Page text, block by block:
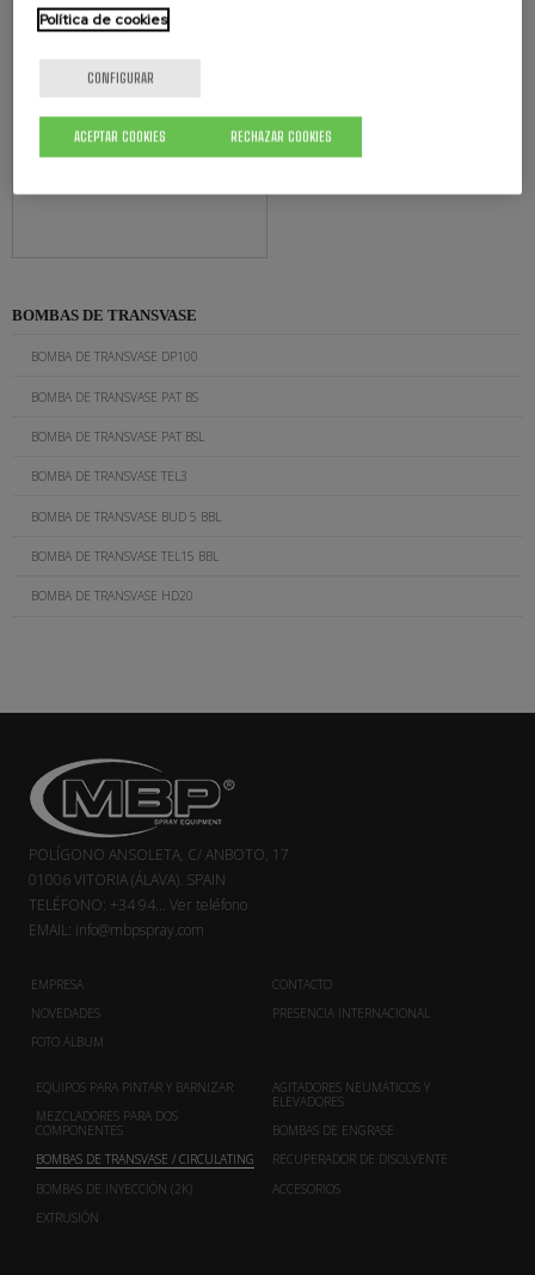
-
BOMBAS DE TRANSVASE
BOMBA DE TRANSVASE DP100
BOMBA DE TRANSVASE PAT BS
BOMBA DE TRANSVASE PAT BSL
BOMBA DE TRANSVASE TEL3
BOMBA DE TRANSVASE BUD 5 BBL
BOMBA DE TRANSVASE TEL15 BBL
BOMBA DE TRANSVASE HD20
POLÍGONO ANSOLETA, C/ ANBOTO, 17
01006 VITORIA (ÁLAVA). SPAIN
TELÉFONO: +34 94... Ver teléfono
EMAIL: info@mbpspray.com
EMPRESA
NOVEDADES
FOTO ÁLBUM
CONTACTO
PRESENCIA INTERNACIONAL
EQUIPOS PARA PINTAR Y BARNIZAR
MEZCLADORES PARA DOS
COMPONENTES
BOMBAS DE TRANSVASE / CIRCULATING
BOMBAS DE INYECCIÓN (2K)
EXTRUSIÓN
AGITADORES NEUMÁTICOS Y
ELEVADORES
BOMBAS DE ENGRASE
RECUPERADOR DE DISOLVENTE
ACCESORIOS
Política de cookies
CONFIGURAR
RECHAZAR COOKIES
ACEPTAR COOKIES